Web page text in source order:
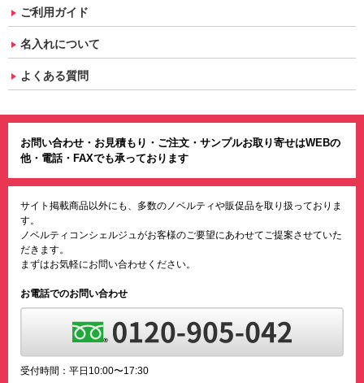
ご利用ガイド
名入れについて
よくある質問
お問い合わせ・お見積もり・ご注文・サンプルお取り寄せはWEBの
他・電話・FAXでも承っております
サイト掲載商品以外にも、多数のノベルティや販促品を取り扱っておりま
す。
ノベルティコンシェルジュがお客様のご要望にあわせてご提案させていた
だきます。
まずはお気軽にお問い合わせください。
お電話でのお問い合わせ
受付時間：平日10:00〜17:30